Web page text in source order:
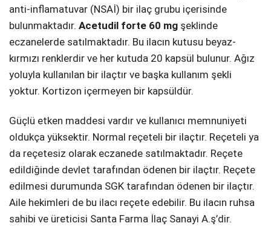
anti-inflamatuvar (NSAİ) bir ilaç grubu içerisinde
bulunmaktadır. Acetudil forte 60 mg şeklinde
eczanelerde satılmaktadır. Bu ilacın kutusu beyaz-
kırmızı renklerdir ve her kutuda 20 kapsül bulunur. Ağız
yoluyla kullanılan bir ilaçtır ve başka kullanım şekli
yoktur. Kortizon içermeyen bir kapsüldür.
Güçlü etken maddesi vardır ve kullanıcı memnuniyeti
oldukça yüksektir. Normal reçeteli bir ilaçtır. Reçeteli ya
da reçetesiz olarak eczanede satılmaktadır. Reçete
edildiğinde devlet tarafından ödenen bir ilaçtır. Reçete
edilmesi durumunda SGK tarafından ödenen bir ilaçtır.
Aile hekimleri de bu ilacı reçete edebilir. Bu ilacın ruhsa
sahibi ve üreticisi Santa Farma İlaç Sanayi A.ş’dir.